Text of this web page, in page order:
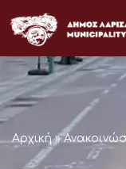
στο
περιεχόμενο
Αρχική»